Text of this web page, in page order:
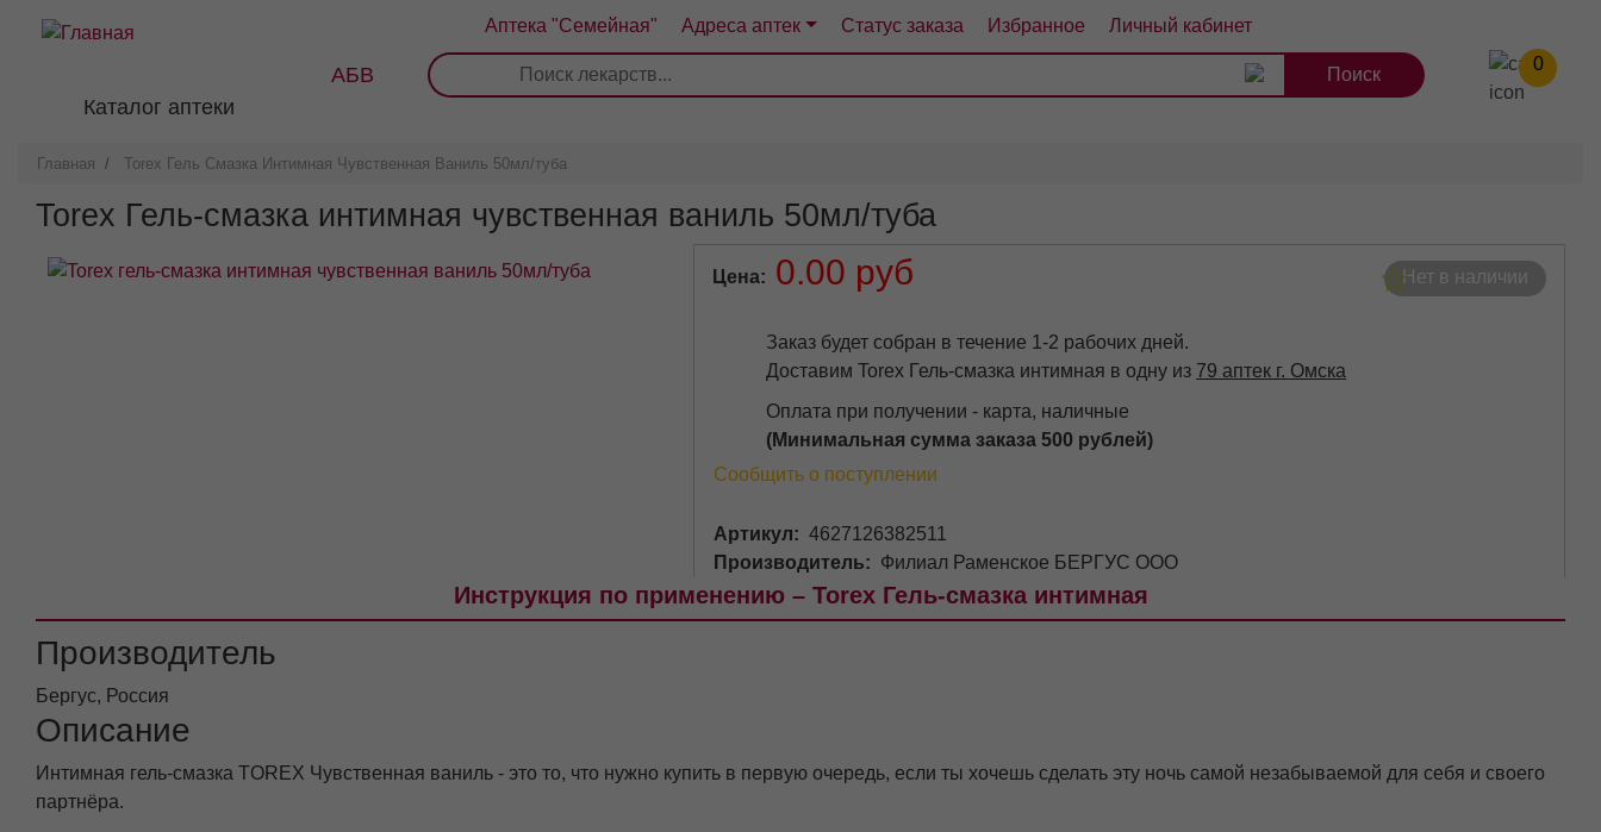
содержанию
Аптека "Семейная" Адреса аптек Статус заказа Избранное Личный кабинет
Каталог аптеки
АБВ 0
2 4 10
Главная Torex Гель Смазка Интимная Чувственная Ваниль 50мл/туба
Torex Гель-смазка интимная чувственная ваниль 50мл/туба
Цена 0.00 руб Нет в наличии
Заказ будет собран в течение 1-2 рабочих дней.
Доставим Torex Гель-смазка интимная в одну из 79 аптек г. Омска
Оплата при получении - карта, наличные
(Минимальная сумма заказа 500 рублей)
Сообщить о поступлении
Артикул
4627126382511
Производитель
Филиал Раменское БЕРГУС ООО
Инструкция по применению – Torex Гель-смазка интимная
Производитель
Бергус, Россия
Описание
Интимная гель-смазка TOREX Чувственная ваниль - это то, что нужно купить в первую очередь, если ты хочешь сделать эту ночь самой незабываемой для себя и своего
партнёра.